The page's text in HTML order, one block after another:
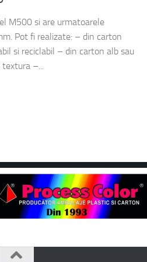
M500 si are urmatoarele
Pot fi realizate: – din carton
si reciclabil – din carton alb sau
–...